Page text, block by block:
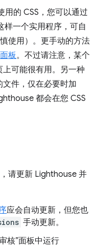
的 CSS，您可以通过
样一个实用程序，可自
使用）。更手动的方法
板。不过请注意，某个
上可能很有用。另一种
文件，仅在必要时加
都会在您 CSS
请更新 Lighthouse 并
应会自动更新，但您也
手动更新。
核”面板中运行